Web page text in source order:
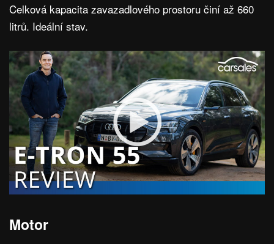
Celková kapacita zavazadlového prostoru činí až 660
litrů. Ideální stav.
Motor